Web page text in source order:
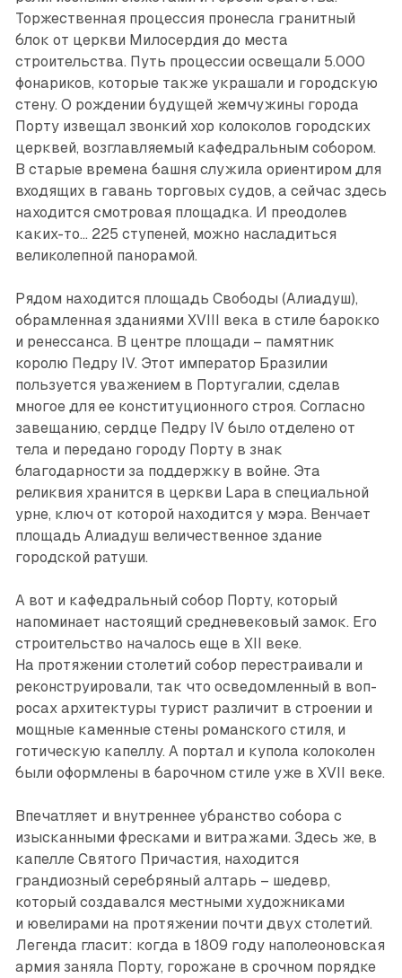
Торжественная процессия пронесла гранитный
блок от церкви Милосердия до места
строительства. Путь процессии освещали 5.000
фонариков, которые также украшали и городскую
стену. О рождении будущей жемчужины города
Порту извещал звонкий хор колоколов городских
церквей, возглавляемый кафедральным собором.
В старые времена башня служила ориентиром для
входящих в гавань торговых судов, а сейчас здесь
находится смотровая площадка. И прео­долев
каких-то... 225 ступеней, можно насладиться
великолепной панорамой.
Рядом находится площадь Свободы (Алиадуш),
обрамленная зданиями XVIII века в стиле барокко
и ренессанса. В центре площади – памятник
королю Педру IV. Этот император Бразилии
пользуется уважением в Португалии, сделав
многое для ее конституционного строя. Согласно
завещанию, сердце Педру IV было отделено от
тела и передано городу Порту в знак
благодарности за поддержку в войне. Эта
реликвия хранится в церкви Lapa в специальной
урне, ключ от которой находится у мэра. Венчает
площадь Алиадуш величественное здание
городской ратуши.
А вот и кафедральный собор Порту, который
напоминает настоящий средневековый замок. Его
строительство началось еще в XII веке.
На протяжении столетий собор перестраивали и
реконструировали, так что осведомленный в воп­
росах архитектуры турист различит в строении и
мощные каменные стены романского стиля, и
готическую капеллу. А портал и купола колоколен
были оформлены в барочном стиле уже в XVII веке.
Впечатляет и внутреннее убранство собора с
изысканными фресками и витражами. Здесь же, в
капелле Святого Причастия, находится
грандиозный серебряный алтарь – шедевр,
который создавался местными художниками
и ювелирами на протяжении почти двух столетий.
Легенда гласит: когда в 1809 году наполеоновская
армия заняла Порту, горожане в срочном порядке